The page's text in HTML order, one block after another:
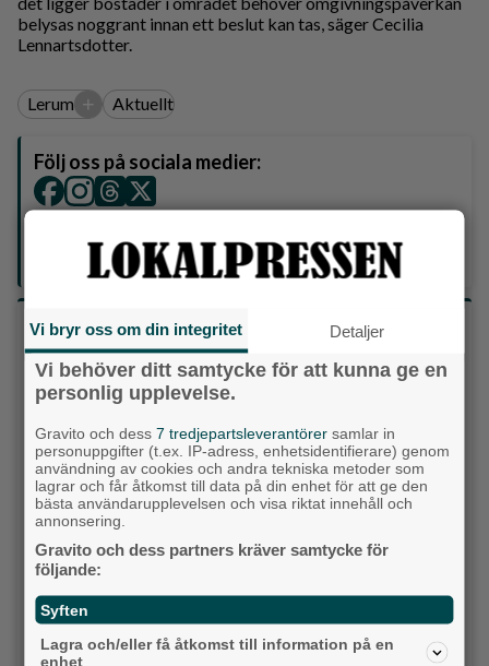
belysas noggrant innan ett beslut kan tas, säger Cecilia
Lennartsdotter.
Lerum + Aktuellt
Följ oss på sociala medier:
GRATIS!
Lokalpressen, på webben, i brevlådan och sociala medier.
Vilket parti skulle du rösta på om det var val
idag?
Moderaterna
Vänsterpartiet
Sverigedemokraterna
Miljöpartiet
Kristdemokraterna
Vi bryr oss om din integritet Detaljer
Vi behöver ditt samtycke för att kunna ge en
personlig upplevelse.
Gravito och dess7 tredjepartsleverantörer samlar in
personuppgifter (t.ex. IP-adress, enhetsidentifierare) genom
användning av cookies och andra tekniska metoder som
lagrar och får åtkomst till data på din enhet för att ge den
bästa användarupplevelsen och visa riktat innehåll och
annonsering.
Gravito och dess partners kräver samtycke för
följande:
Syften
Lagra och/eller få åtkomst till information på en
enhet